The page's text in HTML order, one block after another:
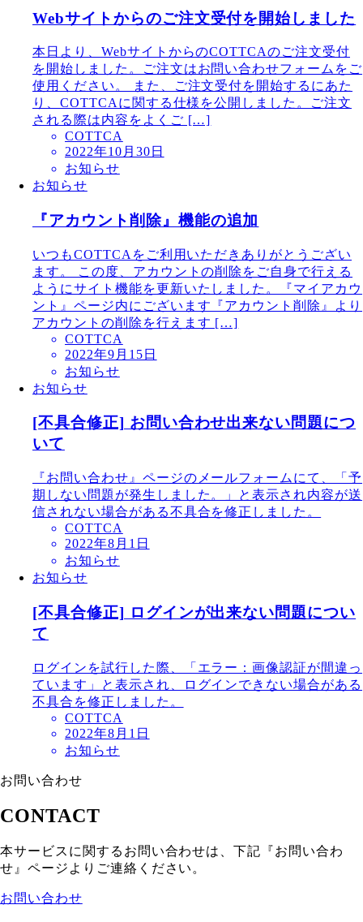
Webサイトからのご注文受付を開始しました
本日より、WebサイトからのCOTTCAのご注文受付
を開始しました。ご注文はお問い合わせフォームをご
使用ください。 また、ご注文受付を開始するにあた
り、COTTCAに関する仕様を公開しました。ご注文
される際は内容をよくご […]
COTTCA
2022年10月30日
お知らせ
お知らせ
『アカウント削除』機能の追加
いつもCOTTCAをご利用いただきありがとうござい
ます。 この度、アカウントの削除をご自身で行える
ようにサイト機能を更新いたしました。『マイアカウ
ント』ページ内にございます『アカウント削除』より
アカウントの削除を行えます […]
COTTCA
2022年9月15日
お知らせ
お知らせ
[不具合修正] お問い合わせ出来ない問題につ
いて
『お問い合わせ』ページのメールフォームにて、「予
期しない問題が発生しました。」と表示され内容が送
信されない場合がある不具合を修正しました。
COTTCA
2022年8月1日
お知らせ
お知らせ
[不具合修正] ログインが出来ない問題につい
て
ログインを試行した際、「エラー：画像認証が間違っ
ています」と表示され、ログインできない場合がある
不具合を修正しました。
COTTCA
2022年8月1日
お知らせ
お問い合わせ
CONTACT
本サービスに関するお問い合わせは、下記『お問い合わ
せ』ページよりご連絡ください。
お問い合わせ